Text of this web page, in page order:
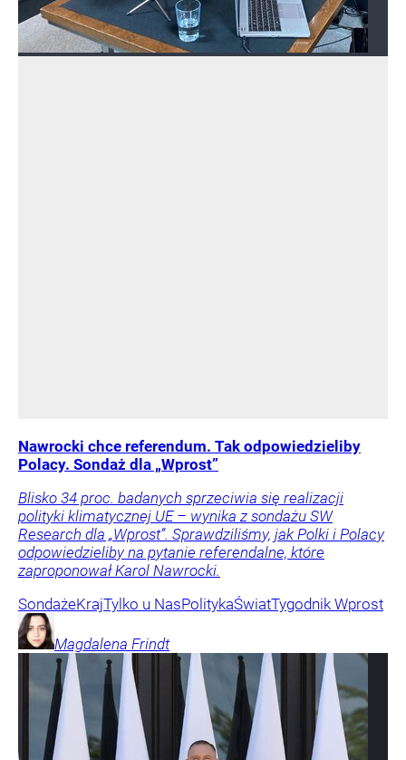
Nawrocki chce referendum. Tak odpowiedzieliby
Polacy. Sondaż dla „Wprost”
Blisko 34 proc. badanych sprzeciwia się realizacji
polityki klimatycznej UE – wynika z sondażu SW
Research dla „Wprost”. Sprawdziliśmy, jak Polki i Polacy
odpowiedzieliby na pytanie referendalne, które
zaproponował Karol Nawrocki.
SondażeKrajTylko u NasPolitykaŚwiatTygodnik Wprost
Magdalena Frindt